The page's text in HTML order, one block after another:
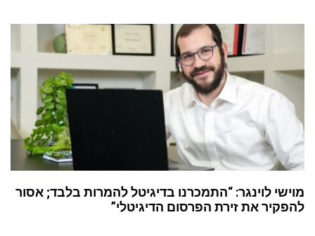
מוישי לוינגר: “התמכרנו בדיגיטל להמרות בלבד; אסור
להפקיר את זירת הפרסום הדיגיטלי”